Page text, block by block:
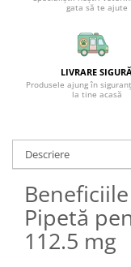
gata să te ajute
LIVRARE
Produsele ajung în
la tine acasă
Descriere
Pipetă
112.5 mg